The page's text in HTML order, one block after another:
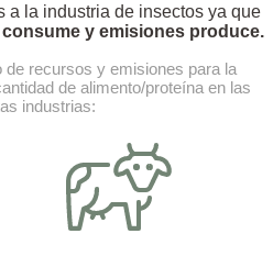
a la industria de insectos ya que
y emisiones produce.
recursos y emisiones para la
de alimento/proteína en las
industrias: